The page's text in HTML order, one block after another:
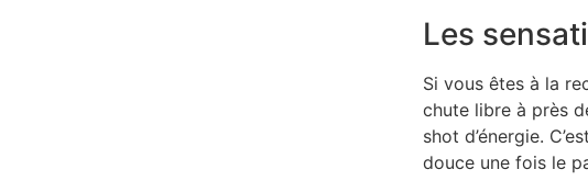
Les
Si vous êtes à la
chute libre à près
shot d’énergie.
douce une fois le